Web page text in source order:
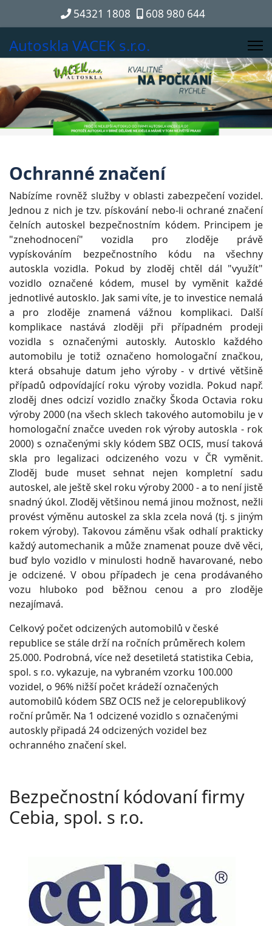
54321 1808 608 980 644
Autoskla VACEK s.r.o.
Ochranné značení
Nabízíme rovněž služby v oblasti zabezpečení vozidel.
Jednou z nich je tzv. pískování nebo-li ochrané značení
čelních autoskel bezpečnostním kódem. Principem je
"znehodnocení" vozidla pro zloděje právě
vypískováním bezpečnostního kódu na všechny
autoskla vozidla. Pokud by zloděj chtěl dál "využít"
vozidlo označené kódem, musel by vyměnit každé
jednotlivé autosklo. Jak sami víte, je to investice nemalá
a pro zloděje znamená vážnou komplikaci. Další
komplikace nastává zloději při případném prodeji
vozidla s označenými autoskly. Autosklo každého
automobilu je totiž označeno homologační značkou,
která obsahuje datum jeho výroby - v drtivé většině
případů odpovídající roku výroby vozidla. Pokud např.
zloděj dnes odcizí vozidlo značky Škoda Octavia roku
výroby 2000 (na všech sklech takového automobilu je v
homologační značce uveden rok výroby autoskla - rok
2000) s označenými skly kódem SBZ OCIS, musí taková
skla pro legalizaci odcizeného vozu v ČR vyměnit.
Zloděj bude muset sehnat nejen kompletní sadu
autoskel, ale ještě skel roku výroby 2000 - a to není jistě
snadný úkol. Zloděj většinou nemá jinou možnost, nežli
provést výměnu autoskel za skla zcela nová (tj. s jiným
rokem výroby). Takovou záměnu však odhalí prakticky
každý automechanik a může znamenat pouze dvě věci,
buď bylo vozidlo v minulosti hodně havarované, nebo
je odcizené. V obou případech je cena prodávaného
vozu hluboko pod běžnou cenou a pro zloděje
nezajímavá.
Celkový počet odcizených automobilů v české
republice se stále drží na ročních průměrech kolem
25.000. Podrobná, více než desetiletá statistika Cebia,
spol. s r.o. vykazuje, na vybraném vzorku 100.000
vozidel, o 96% nižší počet krádeží označených
automobilů kódem SBZ OCIS než je celorepublikový
roční průměr. Na 1 odcizené vozidlo s označenými
autoskly připadá 24 odcizených vozidel bez
ochranného značení skel.
Bezpečnostní kódovaní firmy
Cebia, spol. s r.o.